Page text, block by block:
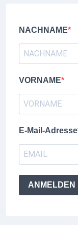
NACHNAME
VORNAME
E-Mail-Adresse
ANMELDEN